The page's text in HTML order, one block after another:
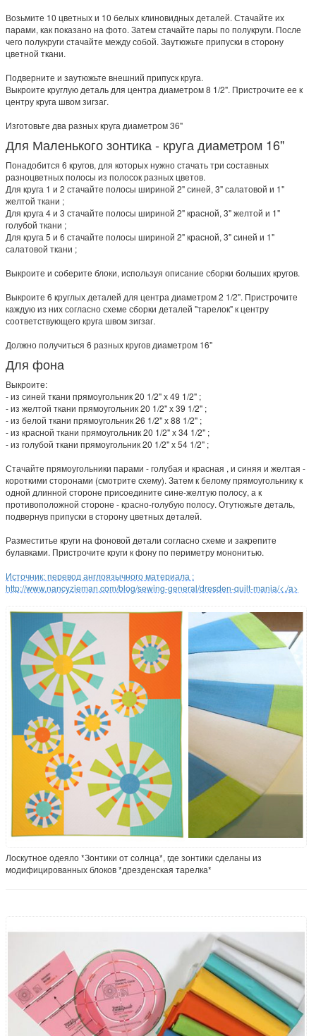
Возьмите 10 цветных и 10 белых клиновидных деталей. Стачайте их
парами, как показано на фото. Затем стачайте пары по полукруги. После
чего полукруги стачайте между собой. Заутюжьте припуски в сторону
цветной ткани.
Подверните и заутюжьте внешний припуск круга.
Выкроите круглую деталь для центра диаметром 8 1/2". Пристрочите ее к
центру круга швом зигзаг.
Изготовьте два разных круга диаметром 36"
Для Маленького зонтика - круга диаметром 16"
Понадобится 6 кругов, для которых нужно стачать три составных
разноцветных полосы из полосок разных цветов.
Для круга 1 и 2 стачайте полосы шириной 2" синей, 3" салатовой и 1"
желтой ткани ;
Для круга 4 и 3 стачайте полосы шириной 2" красной, 3" желтой и 1"
голубой ткани ;
Для круга 5 и 6 стачайте полосы шириной 2" красной, 3" синей и 1"
салатовой ткани ;
Выкроите и соберите блоки, используя описание сборки больших кругов.
Выкроите 6 круглых деталей для центра диаметром 2 1/2". Пристрочите
каждую из них согласно схеме сборки деталей "тарелок" к центру
соответствующего круга швом зигзаг.
Должно получиться 6 разных кругов диаметром 16"
Для фона
Выкроите:
- из синей ткани прямоугольник 20 1/2" х 49 1/2" ;
- из желтой ткани прямоугольник 20 1/2" х 39 1/2" ;
- из белой ткани прямоугольник 26 1/2" х 88 1/2" ;
- из красной ткани прямоугольник 20 1/2" х 34 1/2" ;
- из голубой ткани прямоугольник 20 1/2" х 54 1/2" ;
Стачайте прямоугольники парами - голубая и красная , и синяя и желтая -
короткими сторонами (смотрите схему). Затем к белому прямоугольнику к
одной длинной стороне присоедините сине-желтую полосу, а к
противоположной стороне - красно-голубую полосу. Отутюжьте деталь,
подвернув припуски в сторону цветных деталей.
Разместитье круги на фоновой детали согласно схеме и закрепите
булавками. Пристрочите круги к фону по периметру мононитью.
Источник: перевод англоязычного материала :
http://www.nancyzieman.com/blog/sewing-general/dresden-quilt-mania/<./a>
Лоскутное одеяло *Зонтики от солнца*, где зонтики сделаны из
модифицированных блоков *дрезденская тарелка*